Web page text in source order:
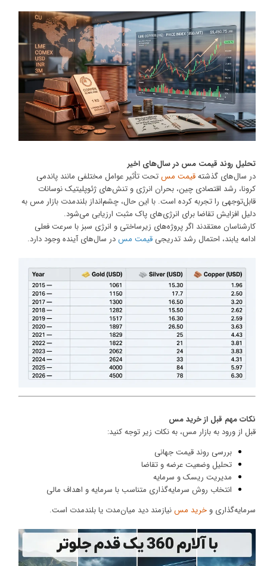
تحلیل روند قیمت مس در سال‌های اخیر
در سال‌های گذشتهقیمت مستحت تأثیر عوامل مختلفی مانند پاندمی
کرونا، رشد اقتصادی چین، بحران انرژی و تنش‌های ژئوپلیتیک نوسانات
قابل‌توجهی را تجربه کرده است. با این حال، چشم‌انداز بلندمدت بازار مس به
دلیل افزایش تقاضا برای انرژی‌های پاک مثبت ارزیابی می‌شود.
کارشناسان معتقدند اگر پروژه‌های زیرساختی و انرژی سبز با سرعت فعلی
ادامه یابند، احتمال رشد تدریجی قیمت مسدر سال‌های آینده وجود دارد.
نکات مهم قبل از خرید مس
قبل از ورود به بازار مس، به نکات زیر توجه کنید:
بررسی روند قیمت جهانی
تحلیل وضعیت عرضه و تقاضا
مدیریت ریسک و سرمایه
انتخاب روش سرمایه‌گذاری متناسب با سرمایه و اهداف مالی
سرمایه‌گذاری و خرید مسنیازمند دید میان‌مدت یا بلندمدت است.